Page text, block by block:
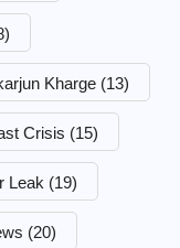
Kharge (13)
Crisis (15)
Leak (19)
(20)